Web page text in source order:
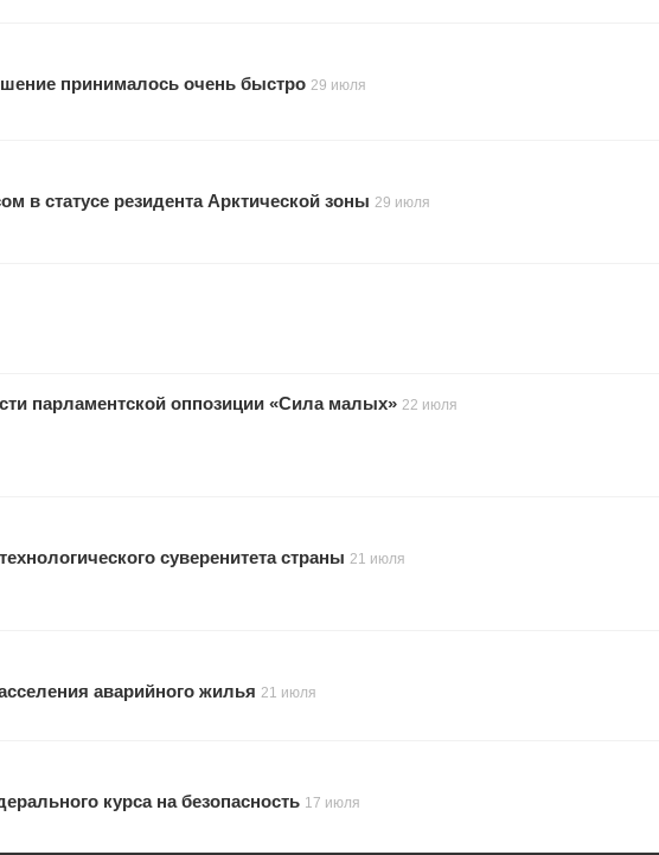
принималось очень быстро 29 июля
в статусе резидента Арктической зоны 29 июля
парламентской оппозиции «Сила малых» 22 июля
суверенитета страны 21 июля
аварийного жилья 21 июля
курса на безопасность 17 июля